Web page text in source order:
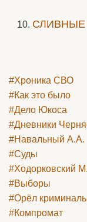
СЛИВНЫЕ
#Хроника СВО
#Как это было
#Дело Юкоса
#Дневники
#Навальный А.А.
#Суды
#Ходорковский
#Выборы
#Орёл
#Компромат